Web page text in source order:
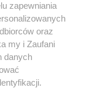
z portali
sięz nami
zapewniania
oraz
my i Zaufani
danych